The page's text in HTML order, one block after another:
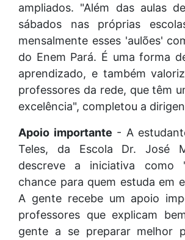
ampliados. "Além das aulas
sábados nas próprias
mensalmente esses 'aulões'
do Enem Pará. É uma forma
aprendizado, e também
professores da rede, que têm
excelência", completou a
Apoio importante - A
Teles, da Escola Dr. José
descreve a iniciativa como
chance para quem estuda em
A gente recebe um apoio
professores que explicam
gente a se preparar melhor